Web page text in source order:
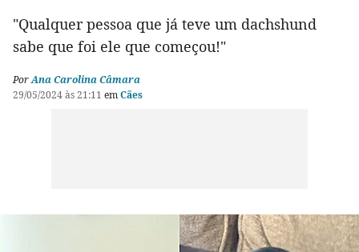
"Qualquer pessoa que já teve um dachshund
sabe que foi ele que começou!"
PorAna Carolina Câmara
29/05/2024 às 21:11 emCães